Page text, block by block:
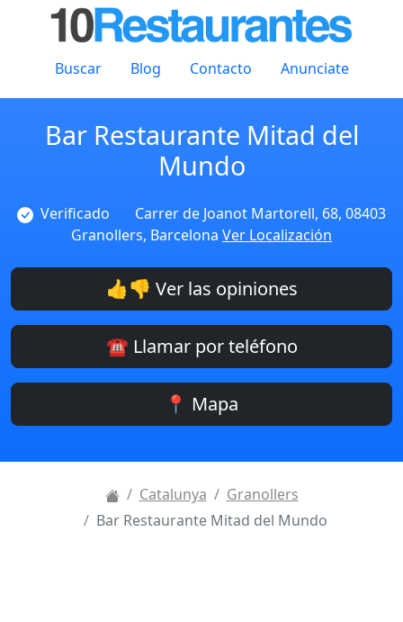
Buscar Blog Contacto Anunciate
Bar Restaurante Mitad del
Mundo
Verificado
Carrer de Joanot Martorell, 68, 08403
Granollers, Barcelona Ver Localización
👍👎 Ver las opiniones
☎️ Llamar por teléfono
📍 Mapa
Catalunya
Granollers
Bar Restaurante Mitad del Mundo